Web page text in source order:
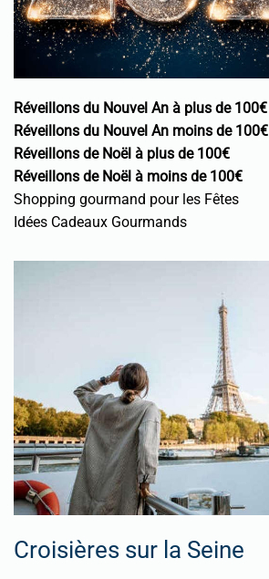
Réveillons du Nouvel An à plus de 100€
Réveillons du Nouvel An moins de 100€
Réveillons de Noël à plus de 100€
Réveillons de Noël à moins de 100€
Shopping gourmand pour les Fêtes
Idées Cadeaux Gourmands
Croisières sur la Seine